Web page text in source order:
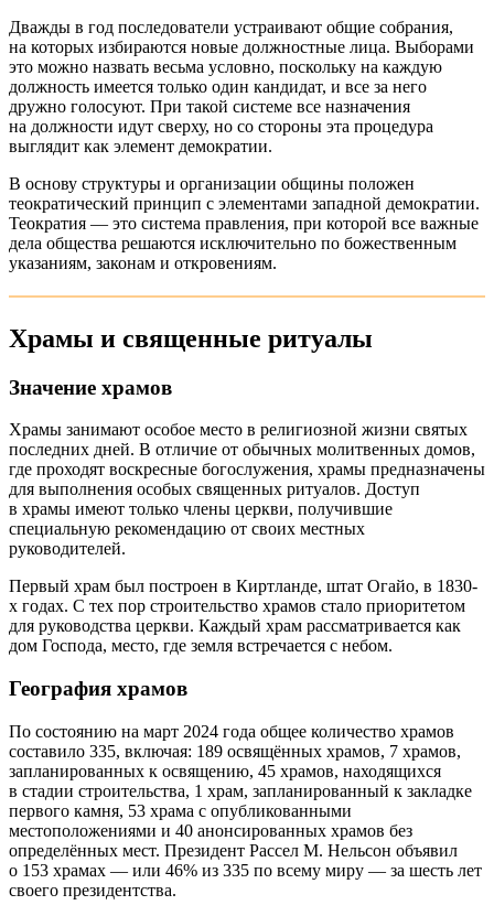
Дважды в год последователи устраивают общие собрания,
на которых избираются новые должностные лица. Выборами
это можно назвать весьма условно, поскольку на каждую
должность имеется только один кандидат, и все за него
дружно голосуют. При такой системе все назначения
на должности идут сверху, но со стороны эта процедура
выглядит как элемент демократии.
В основу структуры и организации общины положен
теократический принцип с элементами западной демократии.
Теократия — это система правления, при которой все важные
дела общества решаются исключительно по божественным
указаниям, законам и откровениям.
Храмы и священные ритуалы
Значение храмов
Храмы занимают особое место в религиозной жизни святых
последних дней. В отличие от обычных молитвенных домов,
где проходят воскресные богослужения, храмы предназначены
для выполнения особых священных ритуалов. Доступ
в храмы имеют только члены церкви, получившие
специальную рекомендацию от своих местных
руководителей.
Первый храм был построен в Киртланде, штат Огайо, в 1830-
х годах. С тех пор строительство храмов стало приоритетом
для руководства церкви. Каждый храм рассматривается как
дом Господа, место, где земля встречается с небом.
География храмов
По состоянию на март 2024 года общее количество храмов
составило 335, включая: 189 освящённых храмов, 7 храмов,
запланированных к освящению, 45 храмов, находящихся
в стадии строительства, 1 храм, запланированный к закладке
первого камня, 53 храма с опубликованными
местоположениями и 40 анонсированных храмов без
определённых мест. Президент Рассел М. Нельсон объявил
о 153 храмах — или 46% из 335 по всему миру — за шесть лет
своего президентства.